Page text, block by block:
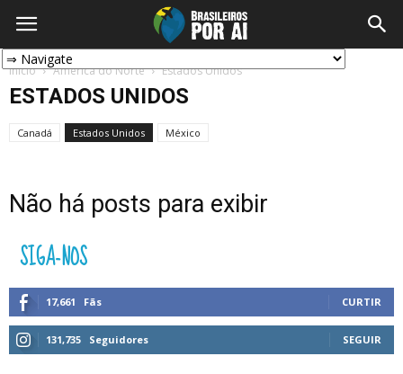
Início América do Norte Estados Unidos
ESTADOS UNIDOS
Canadá Estados Unidos México
Não há posts para exibir
SIGA-NOS
17,661 Fãs CURTIR
131,735 Seguidores SEGUIR